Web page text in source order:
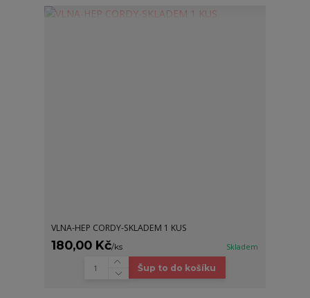
VLNA-HEP CORDY-SKLADEM 1 KUS
180,00 Kč/ks Skladem
Šup to do košíku